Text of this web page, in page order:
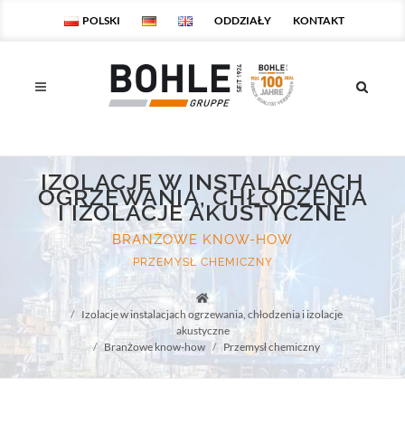
POLSKI ODDZIAŁY KONTAKT
IZOLACJE W INSTALACJACH
OGRZEWANIA, CHŁODZENIA
I IZOLACJE AKUSTYCZNE
BRANŻOWE KNOW-HOW
PRZEMYSŁ CHEMICZNY
Startseite
Izolacje w instalacjach ogrzewania, chłodzenia i izolacje
akustyczne
Branżowe know-how
Przemysł chemiczny